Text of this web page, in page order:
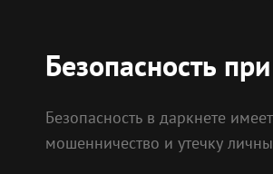
Безопасность
Безопасность в даркнете
мошенничество и утечку